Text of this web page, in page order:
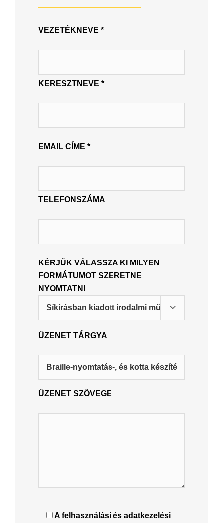
VEZETÉKNEVE *
KERESZTNEVE *
EMAIL CÍME *
TELEFONSZÁMA
KÉRJÜK VÁLASSZA KI MILYEN
FORMÁTUMOT SZERETNE
NYOMTATNI

ÜZENET TÁRGYA
ÜZENET SZÖVEGE
A felhasználási és adatkezelési